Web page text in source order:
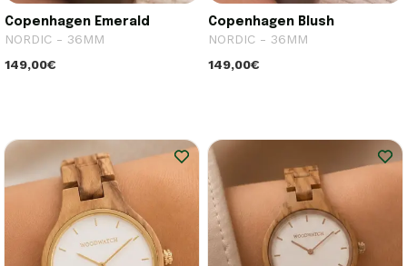
Copenhagen Emerald
NORDIC - 36MM
149,00€
Copenhagen Blush
NORDIC - 36MM
149,00€